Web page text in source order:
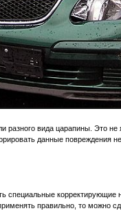
вида царапины. Это не
данные повреждения
специальные корректирующие
правильно, то можно